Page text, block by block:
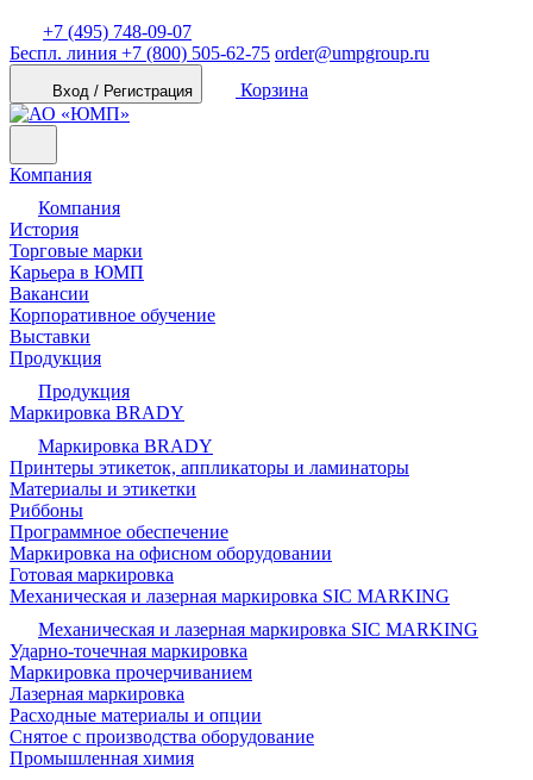
+7 (495) 748-09-07
Беспл. линия +7 (800) 505-62-75 order@umpgroup.ru
Вход / Регистрация Корзина
Компания
Компания
История
Торговые марки
Карьера в ЮМП
Вакансии
Корпоративное обучение
Выставки
Продукция
Продукция
Маркировка BRADY
Маркировка BRADY
Принтеры этикеток, аппликаторы и ламинаторы
Материалы и этикетки
Риббоны
Программное обеспечение
Маркировка на офисном оборудовании
Готовая маркировка
Механическая и лазерная маркировка SIC MARKING
Механическая и лазерная маркировка SIC MARKING
Ударно-точечная маркировка
Маркировка прочерчиванием
Лазерная маркировка
Расходные материалы и опции
Снятое с производства оборудование
Промышленная химия